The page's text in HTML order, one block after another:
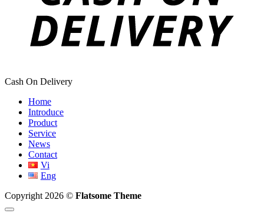
Cash On Delivery
Home
Introduce
Product
Service
News
Contact
Vi
Eng
Copyright 2026 © Flatsome Theme